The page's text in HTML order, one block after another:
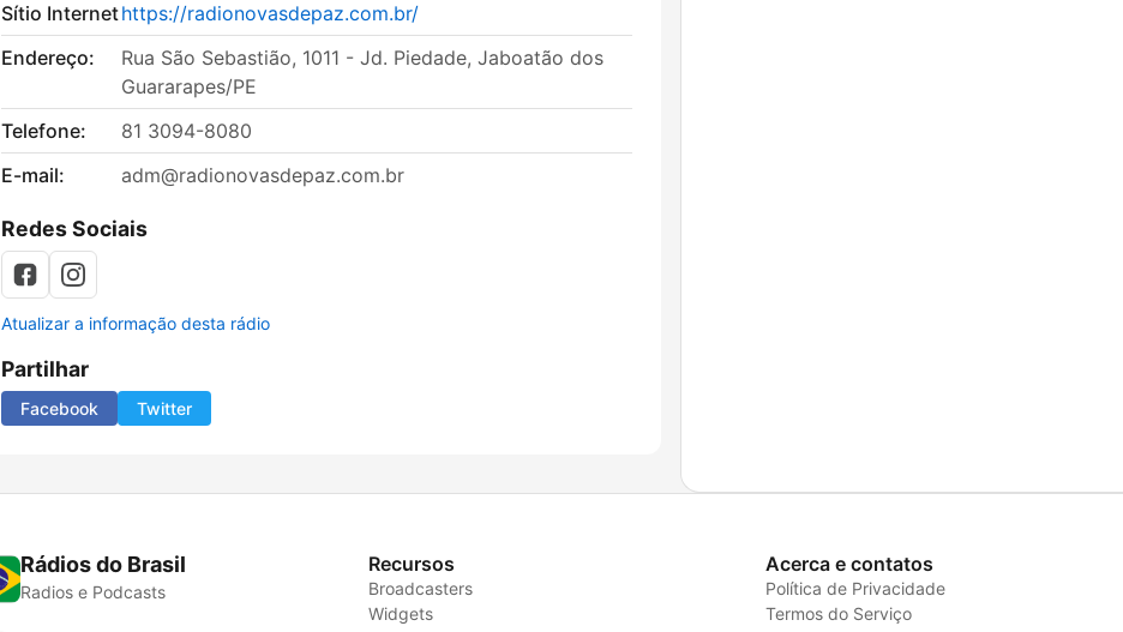
Sítio Internethttps://radionovasdepaz.com.br/
Endereço:
Rua São Sebastião, 1011 - Jd. Piedade, Jaboatão dos
Guararapes/PE
Telefone:
81 3094-8080
E-mail:
adm@radionovasdepaz.com.br
Redes Sociais
Atualizar a informação desta rádio
Partilhar
Facebook Twitter
Rádios do Brasil
Radios e Podcasts
Recursos
Broadcasters
Widgets
Acerca e contatos
Política de Privacidade
Termos do Serviço